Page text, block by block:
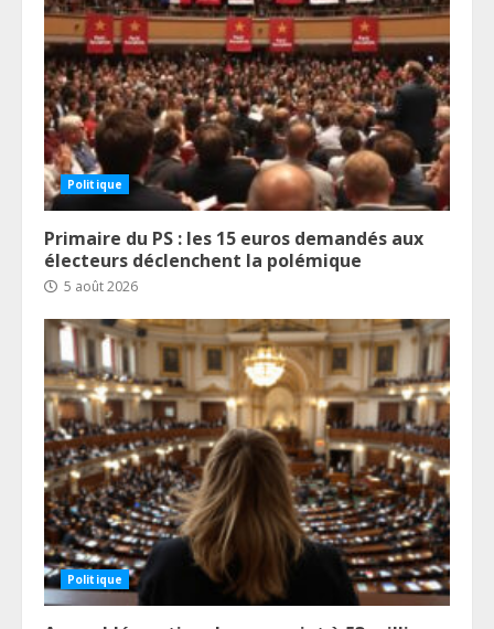
Politique
Primaire du PS : les 15 euros demandés aux
électeurs déclenchent la polémique
5 août 2026
Politique